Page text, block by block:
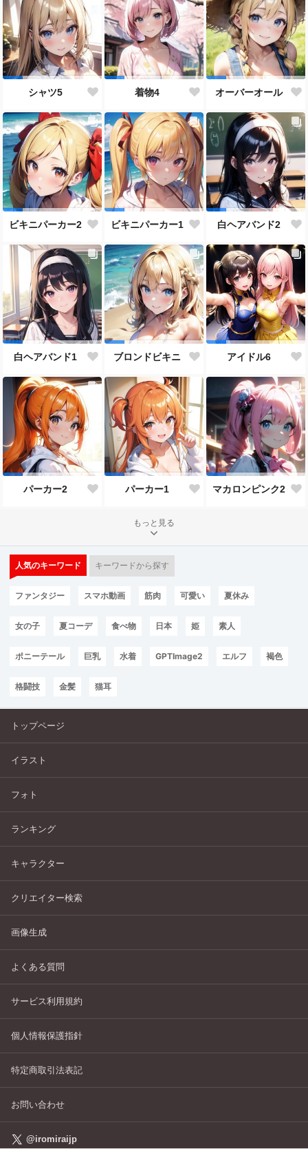
シャツ5 着物4 オーバーオール
ビキニパーカー2 ビキニパーカー1 白ヘアバンド2
白ヘアバンド1 ブロンドビキニ アイドル6
パーカー2 パーカー1 マカロンピンク2
もっと見る
人気のキーワード キーワードから探す
ファンタジー スマホ動画 筋肉 可愛い 夏休み
女の子 夏コーデ 食べ物 日本 姫 素人
ポニーテール 巨乳 水着 GPTImage2 エルフ 褐色
格闘技 金髪 猫耳
トップページ
イラスト
フォト
ランキング
キャラクター
クリエイター検索
画像生成
よくある質問
サービス利用規約
個人情報保護指針
特定商取引法表記
お問い合わせ
@iromiraijp